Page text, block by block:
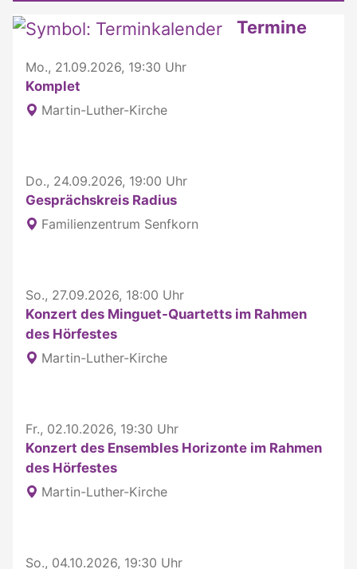
Weitere interessante Inhalte Termine
Mo., 21.09.2026, 19:30 Uhr
Komplet
Martin-Luther-Kirche
Do., 24.09.2026, 19:00 Uhr
Gesprächskreis Radius
Familienzentrum Senfkorn
So., 27.09.2026, 18:00 Uhr
Konzert des Minguet-Quartetts im Rahmen
des Hörfestes
Martin-Luther-Kirche
Fr., 02.10.2026, 19:30 Uhr
Konzert des Ensembles Horizonte im Rahmen
des Hörfestes
Martin-Luther-Kirche
So., 04.10.2026, 19:30 Uhr